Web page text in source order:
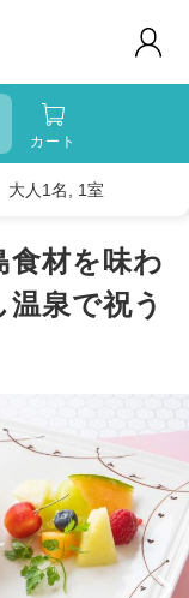
カート
大人1名, 1室
食材を味わ
泉で祝う